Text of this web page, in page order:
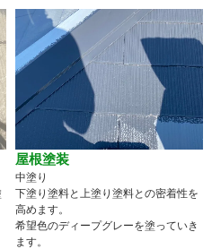
屋根塗装
中塗り
下塗り塗料と上塗り塗料との密着性を
高めます。
希望色のディープグレーを塗っていき
ます。